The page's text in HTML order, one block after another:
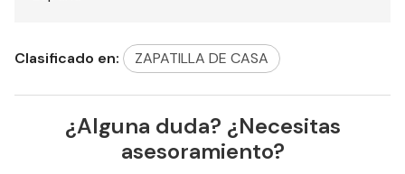
Clasificado en: ZAPATILLA DE CASA
¿Alguna duda? ¿Necesitas
asesoramiento?